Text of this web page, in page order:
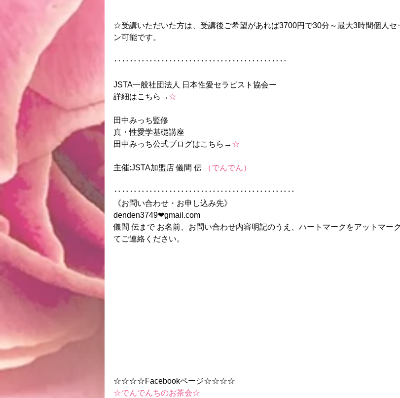
☆受講いただいた方は、受講後ご希望があれば3700円で30分～最大3時間個人セ
ン可能です。
‥‥‥‥‥‥‥‥‥‥‥‥‥‥‥‥‥‥‥‥‥‥
JSTA一般社団法人 日本性愛セラピスト協会ー
詳細はこちら→ ☆
田中みっち監修
真・性愛学基礎講座
田中みっち公式ブログはこちら→ ☆
主催:JSTA加盟店 儀間 伝 （でんでん）
‥‥‥‥‥‥‥‥‥‥‥‥‥‥‥‥‥‥‥‥‥‥‥
《お問い合わせ・お申し込み先》
denden3749❤︎gmail.com
儀間 伝まで お名前、お問い合わせ内容明記のうえ、ハートマークをアットマー
てご連絡ください。
☆☆☆☆Facebookページ☆☆☆☆
☆でんでんちのお茶会☆